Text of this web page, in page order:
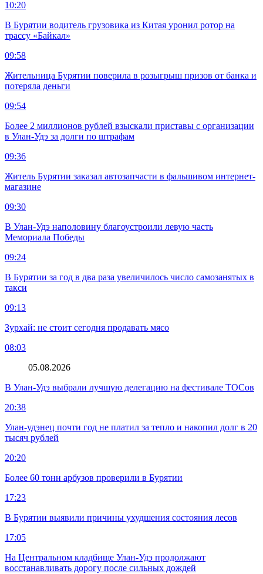
10:20
В Бурятии водитель грузовика из Китая уронил ротор на
трассу «Байкал»
09:58
Жительница Бурятии поверила в розыгрыш призов от банка и
потеряла деньги
09:54
Более 2 миллионов рублей взыскали приставы с организации
в Улан-Удэ за долги по штрафам
09:36
Житель Бурятии заказал автозапчасти в фальшивом интернет-
магазине
09:30
В Улан-Удэ наполовину благоустроили левую часть
Мемориала Победы
09:24
В Бурятии за год в два раза увеличилось число самозанятых в
такси
09:13
Зурхай: не стоит сегодня продавать мясо
08:03
05.08.2026
В Улан-Удэ выбрали лучшую делегацию на фестивале ТОСов
20:38
Улан-удэнец почти год не платил за тепло и накопил долг в 20
тысяч рублей
20:20
Более 60 тонн арбузов проверили в Бурятии
17:23
В Бурятии выявили причины ухудшения состояния лесов
17:05
На Центральном кладбище Улан-Удэ продолжают
восстанавливать дорогу после сильных дождей